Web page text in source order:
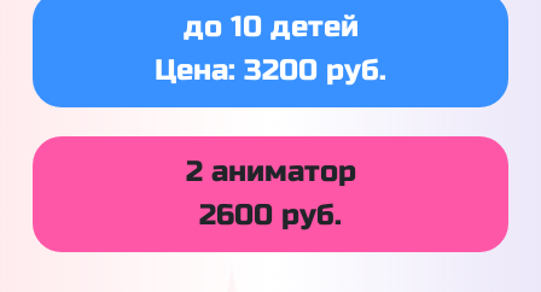
до 10 детей
Цена: 3200 руб.
2 аниматор
2600 руб.